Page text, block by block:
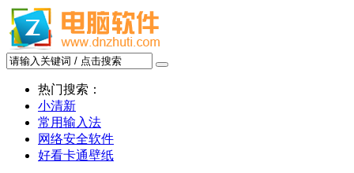
热门搜索：
小清新
常用输入法
网络安全软件
好看卡通壁纸